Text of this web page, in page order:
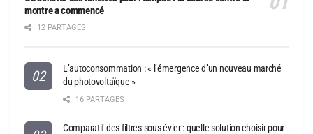
montre a commencé
12 PARTAGES
L’autoconsommation : « l’émergence d’un nouveau marché
du photovoltaïque »
16 PARTAGES
Comparatif des filtres sous évier : quelle solution choisir pour